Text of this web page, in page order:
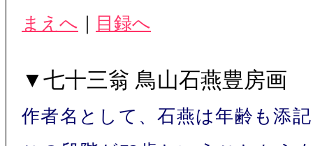
まえへ
目録へ
▼七十三翁 鳥山石燕豊房画
作者名として、石燕は年齢も添